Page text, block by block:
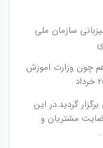
سازمان ملی
چون وزارت اموزش
گردید.در این
مشتریان و